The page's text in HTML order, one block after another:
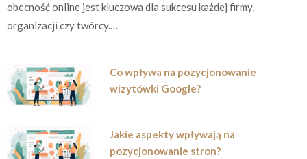
obecność online jest kluczowa dla sukcesu każdej firmy,
organizacji czy twórcy.…
Co wpływa na pozycjonowanie
wizytówki Google?
Jakie aspekty wpływają na
pozycjonowanie stron?